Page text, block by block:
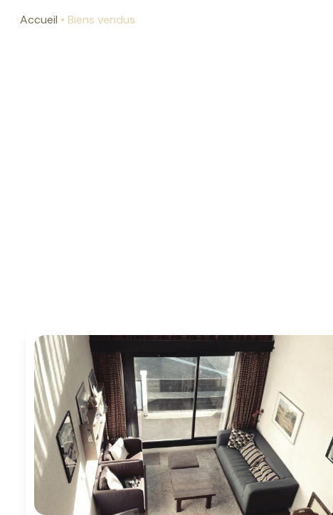
contact
Accueil Biens vendus